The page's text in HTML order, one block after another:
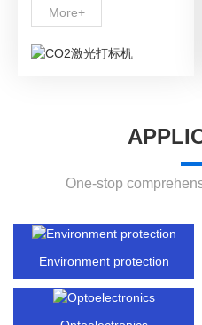
More+
One-stop
Environment protection